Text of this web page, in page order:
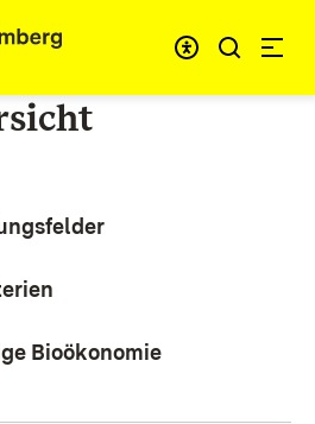
Bioökonomie